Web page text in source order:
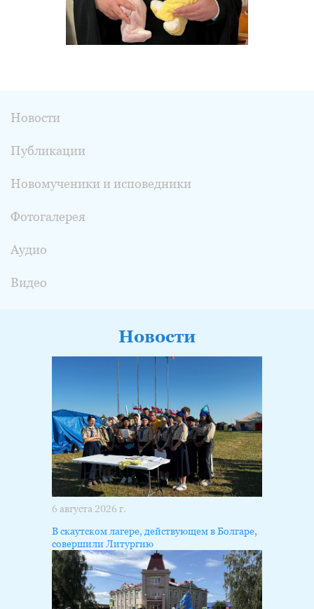
Новости
Публикации
Новомученики и исповедники
Фотогалерея
Аудио
Видео
Новости
6 августа 2026 г.
В скаутском лагере, действующем в Болгаре,
совершили Литургию